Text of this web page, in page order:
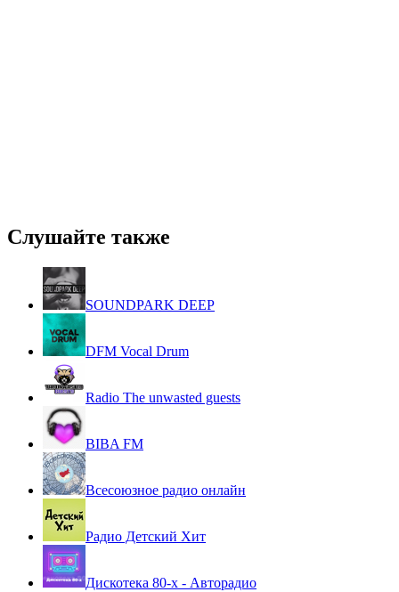
Слушайте также
SOUNDPARK DEEP
DFM Vocal Drum
Radio The unwasted guests
BIBA FM
Всесоюзное радио онлайн
Радио Детский Хит
Дискотека 80-х - Авторадио